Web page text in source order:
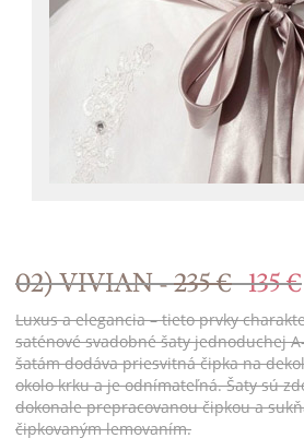
02) VIVIAN -235 € 135 €
Luxus a elegancia – tieto prvky
saténové svadobné šaty jednoduchej
šatám dodáva priesvitná čipka na
okolo krku a je odnímateľná. Šaty sú
dokonale prepracovanou čipkou a
čipkovaným lemovaním.